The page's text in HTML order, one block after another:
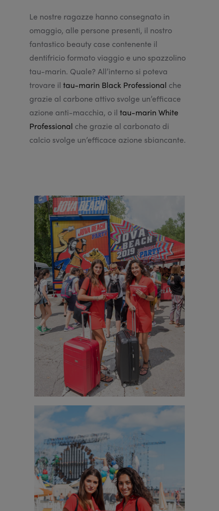
Le nostre ragazze hanno consegnato in
omaggio, alle persone presenti, il nostro
fantastico beauty case contenente il
dentifricio formato viaggio e uno spazzolino
tau-marin. Quale? All’interno si poteva
trovare il tau-marin Black Professional che
grazie al carbone attivo svolge un’efficace
azione anti-macchia, o il tau-marin White
Professional che grazie al carbonato di
calcio svolge un’efficace azione sbiancante.